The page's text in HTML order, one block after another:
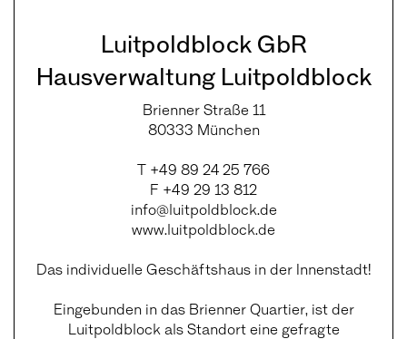
Luitpoldblock GbR
Hausverwaltung Luitpoldblock
Brienner Straße 11
80333 München
T +49 89 24 25 766
F +49 29 13 812
info@luitpoldblock.de
www.luitpoldblock.de
Das individuelle Geschäftshaus in der Innenstadt!
Eingebunden in das Brienner Quartier, ist der
Luitpoldblock als Standort eine gefragte